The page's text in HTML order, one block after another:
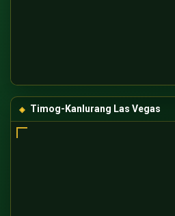
Timog-Kanlurang Las Vegas